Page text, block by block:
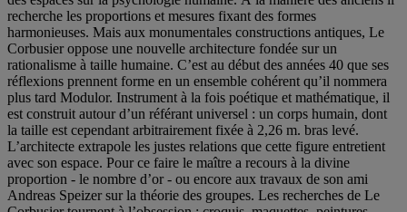
recherche les proportions et mesures fixant des formes
harmonieuses. Mais aux monumentales constructions antiques, Le
Corbusier oppose une nouvelle architecture fondée sur un
rationalisme à taille humaine. C’est au début des années 40 que ses
réflexions prennent forme en un ensemble cohérent qu’il nommera
plus tard Modulor. Instrument à la fois poétique et mathématique, il
est construit autour d’un référant universel : un corps humain, dont
la taille est cependant arbitrairement fixée à 2,26 m. bras levé.
L’architecte extrapole les justes relations que cette figure entretient
avec son espace. Pour ce faire le maître a recours à la divine
proportion - le nombre d’or - ou encore aux travaux de son ami
Andreas Speizer sur la théorie des groupes. Les recherches de Le